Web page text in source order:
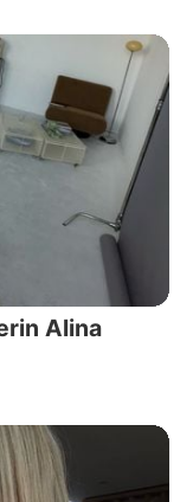
Alina